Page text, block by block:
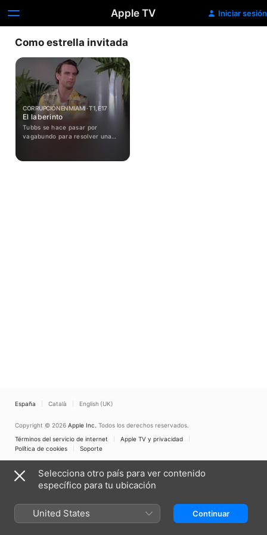
Apple TV Iniciar sesión
Como estrella invitada
CORRUPCIÓN EN MIAMI · T1, E17
El laberinto
Tubbs se hace pasar por
vagabundo para resolver una
España Català English (UK)
Copyright © 2026 Apple Inc. Todos los derechos reservados.
Términos del servicio de internet
Apple TV y privacidad
Política de cookies
Soporte
Selecciona otro país para ver contenido
específico para tu ubicación
United States Continuar